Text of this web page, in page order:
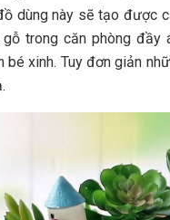
dùng này sẽ tạo được
gỗ trong căn phòng đầy
bé xinh. Tuy đơn giản